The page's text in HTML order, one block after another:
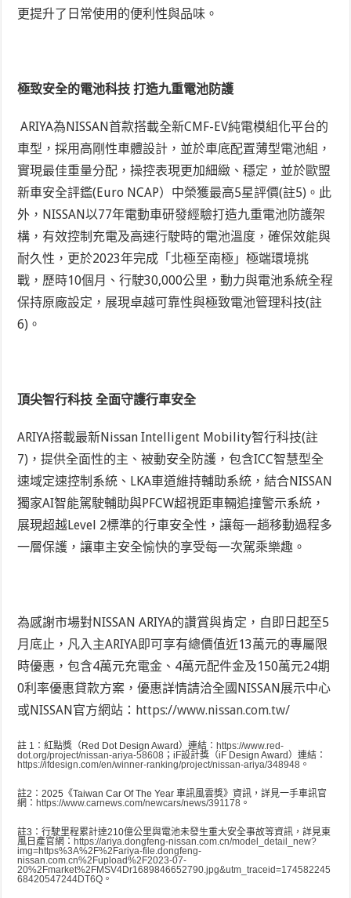
更提升了日常使用的便利性與品味。
極致安全的電池科技 打造九重電池防護
ARIYA為NISSAN首款搭載全新CMF-EV純電模組化平台的
車型，採用高剛性車體設計，並於車底配置薄型電池組，
實現最佳重量分配，操控表現更加細緻、穩定，並於歐盟
新車安全評鑑(Euro NCAP）中榮獲最高5星評價(註5) 。此
外，NISSAN以77年電動車研發經驗打造九重電池防護架
構，有效控制充電及高速行駛時的電池溫度，確保效能與
耐久性，更於2023年完成「北極至南極」極端環境挑
戰，歷時10個月、行駛30,000公里，動力與電池系統全程
保持原廠設定，展現卓越可靠性與極致電池管理科技(註
6) 。
頂尖智行科技 全面守護行車安全
ARIYA搭載最新Nissan Intelligent Mobility智行科技(註
7) ，提供全面性的主、被動安全防護，包含ICC智慧型全
速域定速控制系統、LKA車道維持輔助系統，結合NISSAN
獨家AI智能駕駛輔助與PFCW超視距車輛追撞警示系統，
展現超越Level 2標準的行車安全性，讓每一趟移動過程多
一層保護，讓車主安全愉快的享受每一次駕乘樂趣。
為感謝市場對NISSAN ARIYA的讚賞與肯定，自即日起至5
月底止，凡入主ARIYA即可享有總價值近13萬元的專屬限
時優惠，包含4萬元充電金、4萬元配件金及150萬元24期
0利率優惠貸款方案，優惠詳情請洽全國NISSAN展示中心
或NISSAN官方網站： https://www.nissan.com.tw/
註 1：紅點獎（Red Dot Design Award）連結： https://www.red-
dot.org/project/nissan-ariya-58608 ；iF設計獎（iF Design Award）連結：
https://ifdesign.com/en/winner-ranking/project/nissan-ariya/348948 。
註2：2025《Taiwan Car Of The Year 車訊風雲獎》資訊，詳見一手車訊官
網： https://www.carnews.com/newcars/news/391178 。
註3：行駛里程累計達210億公里與電池未發生重大安全事故等資訊，詳見東
風日產官網： https://ariya.dongfeng-nissan.com.cn/model_detail_new?
img=https%3A%2F%2Fariya-file.dongfeng-
nissan.com.cn%2Fupload%2F2023-07-
20%2Fmarket%2FMSV4Dr1689846652790.jpg&utm_traceid=174582245
68420547244DT6Q。